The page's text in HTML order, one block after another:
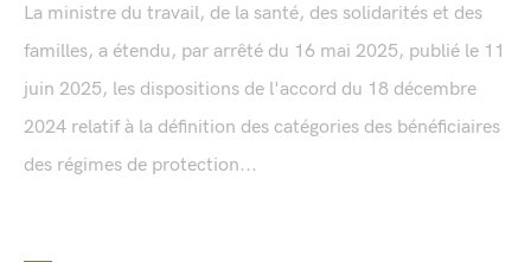
La ministre du travail, de la santé, des solidarités et des
familles, a étendu, par arrêté du 16 mai 2025, publié le 11
juin 2025, les dispositions de l'accord du 18 décembre
2024 relatif à la définition des catégories des bénéficiaires
des régimes de protection...